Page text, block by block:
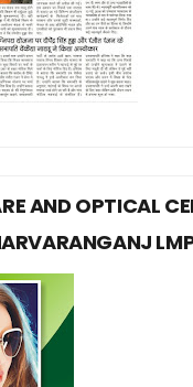
AND OPTICAL